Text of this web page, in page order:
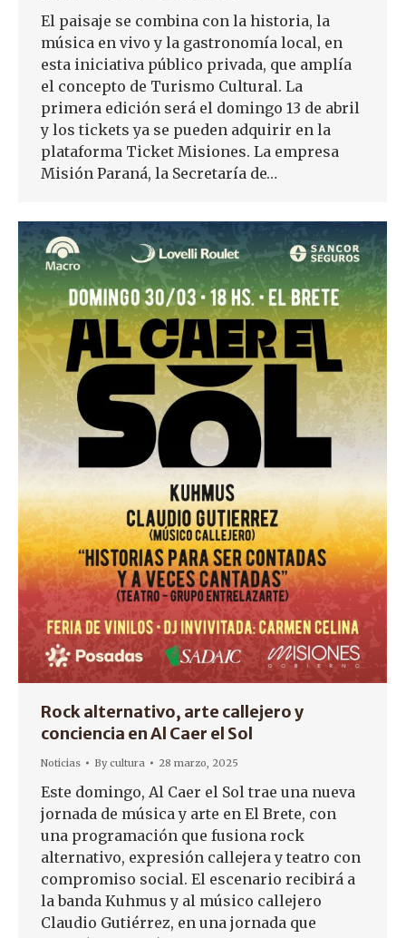
El paisaje se combina con la historia, la
música en vivo y la gastronomía local, en
esta iniciativa público privada, que amplía
el concepto de Turismo Cultural. La
primera edición será el domingo 13 de abril
y los tickets ya se pueden adquirir en la
plataforma Ticket Misiones. La empresa
Misión Paraná, la Secretaría de…
Rock alternativo, arte callejero y
conciencia en Al Caer el Sol
Noticias Bycultura 28 marzo, 2025
Este domingo, Al Caer el Sol trae una nueva
jornada de música y arte en El Brete, con
una programación que fusiona rock
alternativo, expresión callejera y teatro con
compromiso social. El escenario recibirá a
la banda Kuhmus y al músico callejero
Claudio Gutiérrez, en una jornada que